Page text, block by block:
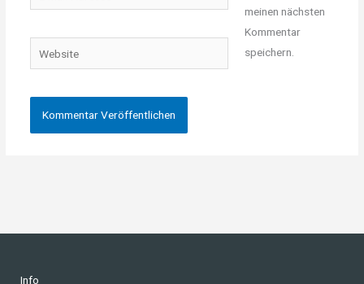
Mail-
Website
meinen nächsten
Kommentar
speichern.
Info